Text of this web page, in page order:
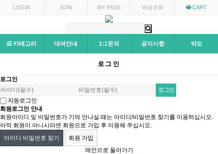
LOGIN JOIN MY PAGE 배송조회 CART
카테고리 대여안내 1:1문의 공지사항 약도
로그인
로그인
자동로그인
회원로그인 안내
회원아이디 및 비밀번호가 기억 안나실 때는 아이디/비밀번호 찾기를 이용하십시오.
아직 회원이 아니시라면 회원으로 가입 후 이용해 주십시오.
아이디 비밀번호 찾기
회원 가입
메인으로 돌아가기